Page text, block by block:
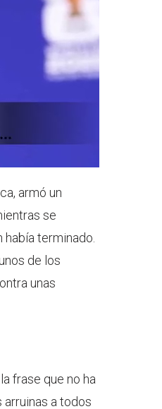
armó un
se
terminado.
de los
unas
frase que no ha
arruinas a todos